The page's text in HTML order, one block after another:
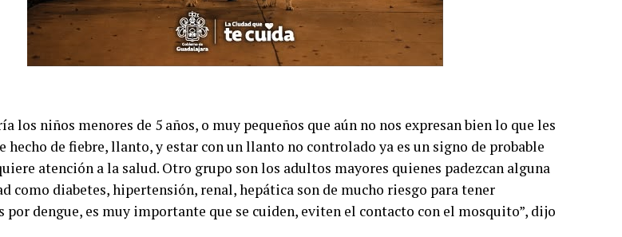
los niños menores de 5 años, o muy pequeños que aún no nos expresan bien lo que les
hecho de fiebre, llanto, y estar con un llanto no controlado ya es un signo de probable
atención a la salud. Otro grupo son los adultos mayores quienes padezcan alguna
como diabetes, hipertensión, renal, hepática son de mucho riesgo para tener
por dengue, es muy importante que se cuiden, eviten el contacto con el mosquito”, dijo